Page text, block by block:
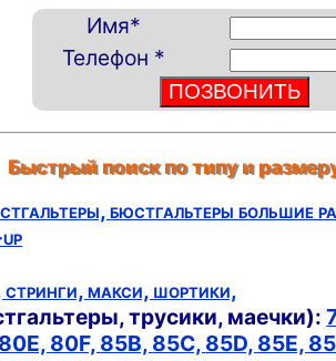
Имя*
Телефон *
Быстрый поиск по типу и
бюстгальтеры большие
стринги,макси, шортики,
трусики, маечки):
80E, 80F, 85B, 85C, 85D, 85E,